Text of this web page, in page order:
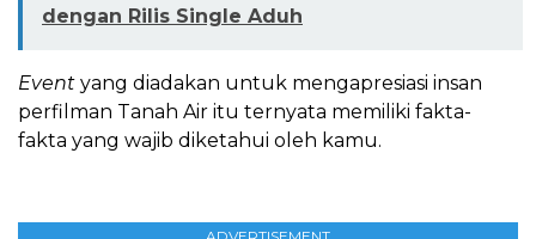
dengan Rilis Single Aduh
Event yang diadakan untuk mengapresiasi insan
perfilman Tanah Air itu ternyata memiliki fakta-
fakta yang wajib diketahui oleh kamu.